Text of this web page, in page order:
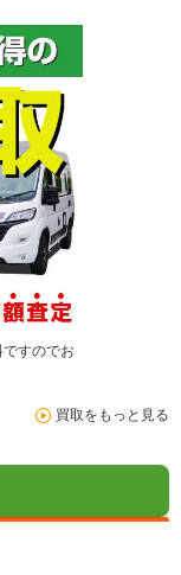
すのでお
買取をもっと見る